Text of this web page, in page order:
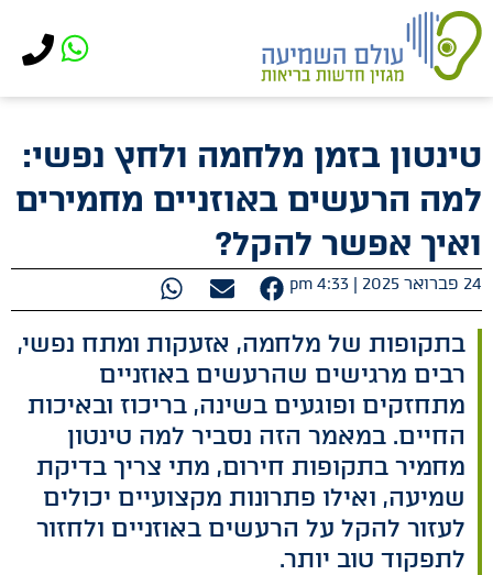
לתוכן
טינטון בזמן מלחמה ולחץ נפשי:
למה הרעשים באוזניים מחמירים
ואיך אפשר להקל?
24 פברואר 2025 | 4:33 pm
בתקופות של מלחמה, אזעקות ומתח נפשי,
רבים מרגישים שהרעשים באוזניים
מתחזקים ופוגעים בשינה, בריכוז ובאיכות
החיים. במאמר הזה נסביר למה טינטון
מחמיר בתקופות חירום, מתי צריך בדיקת
שמיעה, ואילו פתרונות מקצועיים יכולים
לעזור להקל על הרעשים באוזניים ולחזור
לתפקוד טוב יותר.